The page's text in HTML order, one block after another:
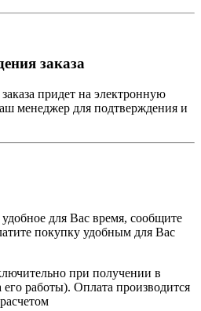
заказа
придет на электронную
менеджер для подтверждения и
для Вас время, сообщите
покупку удобным для Вас
при получении в
работы). Оплата производится